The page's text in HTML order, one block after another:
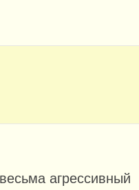
агрессивный